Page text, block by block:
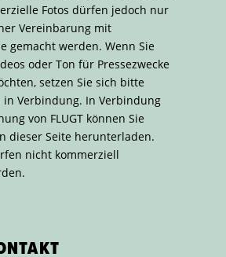
Fotos dürfen jedoch nur
Vereinbarung mit
gemacht werden. Wenn Sie
oder Ton für Pressezwecke
setzen Sie sich bitte
Verbindung. In Verbindung
von FLUGT können Sie
dieser Seite herunterladen.
nicht kommerziell